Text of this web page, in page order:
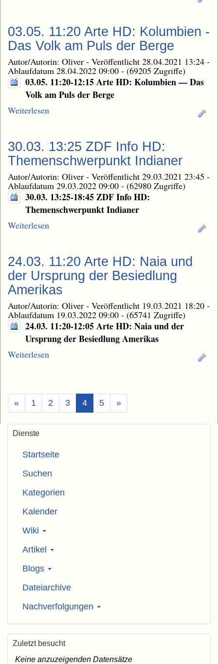
03.05. 11:20 Arte HD: Kolumbien -
Das Volk am Puls der Berge
Autor/Autorin: Oliver - Veröffentlicht 28.04.2021 13:24 -
Ablaufdatum 28.04.2022 09:00 - (69205 Zugriffe)
03.05. 11:20-12:15 Arte HD: Kolumbien — Das
Volk am Puls der Berge
Weiterlesen
30.03. 13:25 ZDF Info HD:
Themenschwerpunkt Indianer
Autor/Autorin: Oliver - Veröffentlicht 29.03.2021 23:45 -
Ablaufdatum 29.03.2022 09:00 - (62980 Zugriffe)
30.03. 13:25-18:45 ZDF Info HD:
Themenschwerpunkt Indianer
Weiterlesen
24.03. 11:20 Arte HD: Naia und
der Ursprung der Besiedlung
Amerikas
Autor/Autorin: Oliver - Veröffentlicht 19.03.2021 18:20 -
Ablaufdatum 19.03.2022 09:00 - (65741 Zugriffe)
24.03. 11:20-12:05 Arte HD: Naia und der
Ursprung der Besiedlung Amerikas
Weiterlesen
« 1 2 3 4(Aktuell)
5 »
Dienste
Startseite
Suchen
Kategorien
Kalender
Wiki
Artikel
Blogs
Dateiarchive
Nachverfolgungen
Zuletzt besucht
Keine anzuzeigenden Datensätze